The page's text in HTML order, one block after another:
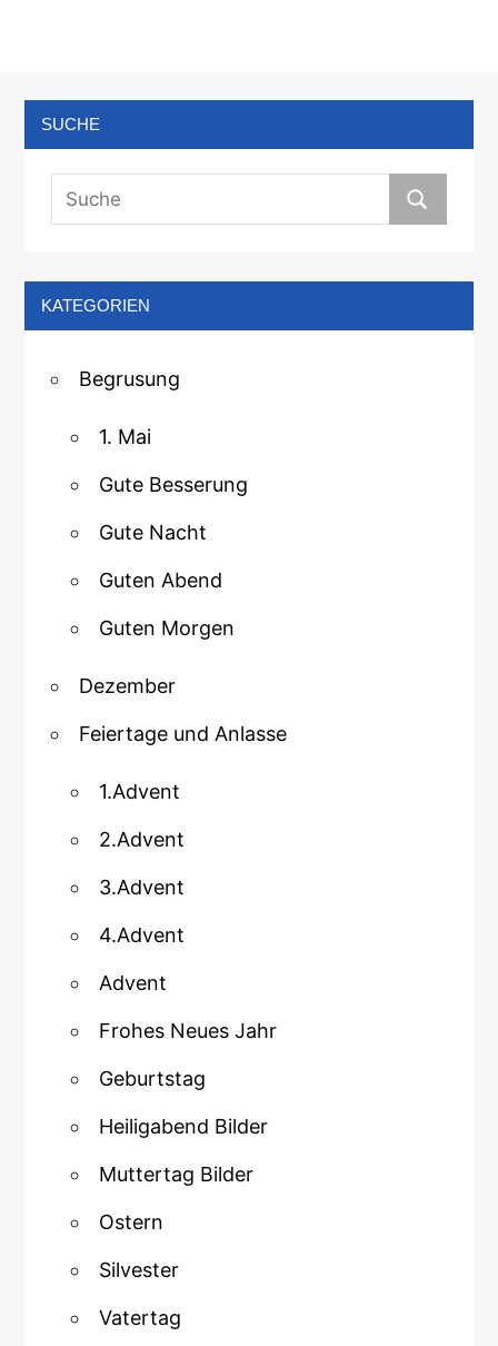
SUCHE
KATEGORIEN
Begrusung
1. Mai
Gute Besserung
Gute Nacht
Guten Abend
Guten Morgen
Dezember
Feiertage und Anlasse
1.Advent
2.Advent
3.Advent
4.Advent
Advent
Frohes Neues Jahr
Geburtstag
Heiligabend Bilder
Muttertag Bilder
Ostern
Silvester
Vatertag